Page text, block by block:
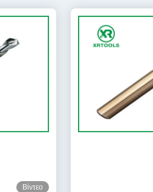
Βίντεο